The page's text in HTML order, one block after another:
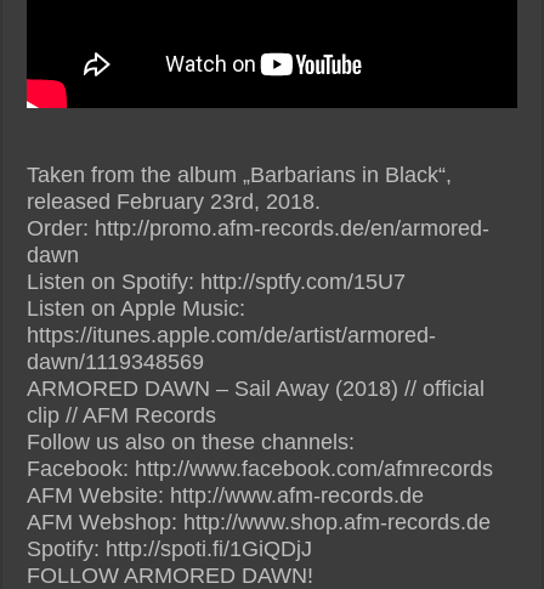
Taken from the album „Barbarians in Black“,
released February 23rd, 2018.
Order: http://promo.afm-records.de/en/armored-
dawn
Listen on Spotify: http://sptfy.com/15U7
Listen on Apple Music:
https://itunes.apple.com/de/artist/armored-
dawn/1119348569
ARMORED DAWN – Sail Away (2018) // official
clip // AFM Records
Follow us also on these channels:
Facebook: http://www.facebook.com/afmrecords
AFM Website: http://www.afm-records.de
AFM Webshop: http://www.shop.afm-records.de
Spotify: http://spoti.fi/1GiQDjJ
FOLLOW ARMORED DAWN!